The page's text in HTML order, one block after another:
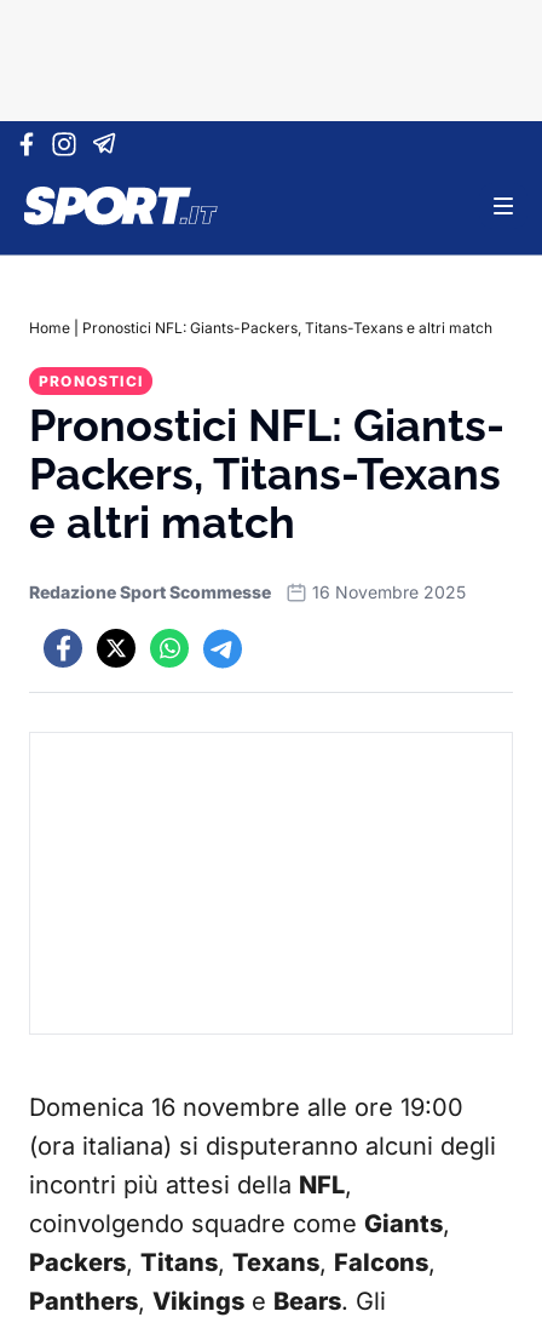
Vai al contenuto
Home Pronostici NFL: Giants-Packers, Titans-Texans e altri match
PRONOSTICI
Pronostici NFL: Giants-
Packers, Titans-Texans
e altri match
Redazione Sport Scommesse 16 Novembre 2025
Domenica 16 novembre alle ore 19:00
(ora italiana) si disputeranno alcuni degli
incontri più attesi della NFL,
coinvolgendo squadre come Giants,
Packers, Titans, Texans, Falcons,
Panthers, Vikings e Bears. Gli